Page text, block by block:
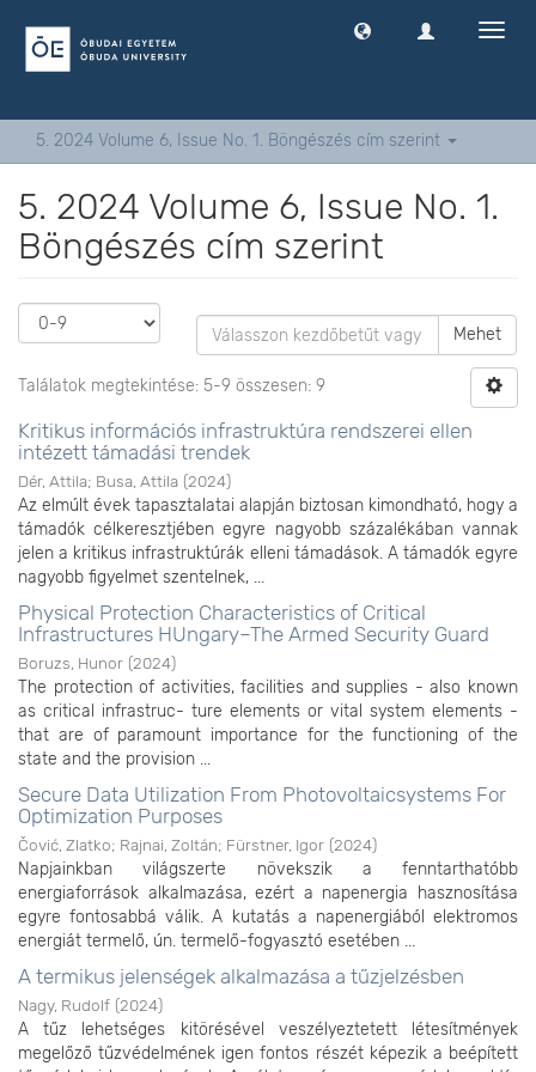
5. 2024 Volume 6, Issue No. 1. Böngészés cím szerint
5. 2024 Volume 6, Issue No. 1.
Böngészés cím szerint
Mehet
Találatok megtekintése: 5-9 összesen: 9
Kritikus információs infrastruktúra rendszerei ellen
intézett támadási trendek
Dér, Attila; Busa, Attila (2024)
Az elmúlt évek tapasztalatai alapján biztosan kimondható, hogy a
támadók célkeresztjében egyre nagyobb százalékában vannak
jelen a kritikus infrastruktúrák elleni támadások. A támadók egyre
nagyobb figyelmet szentelnek, ...
Physical Protection Characteristics of Critical
Infrastructures HUngary–The Armed Security Guard
Boruzs, Hunor (2024)
The protection of activities, facilities and supplies - also known
as critical infrastruc- ture elements or vital system elements -
that are of paramount importance for the functioning of the
state and the provision ...
Secure Data Utilization From Photovoltaicsystems For
Optimization Purposes
Čović, Zlatko; Rajnai, Zoltán; Fürstner, Igor (2024)
Napjainkban világszerte növekszik a fenntarthatóbb
energiaforrások alkalmazása, ezért a napenergia hasznosítása
egyre fontosabbá válik. A kutatás a napenergiából elektromos
energiát termelő, ún. termelő-fogyasztó esetében ...
A termikus jelenségek alkalmazása a tűzjelzésben
Nagy, Rudolf (2024)
A tűz lehetséges kitörésével veszélyeztetett létesítmények
megelőző tűzvédelmének igen fontos részét képezik a beépített